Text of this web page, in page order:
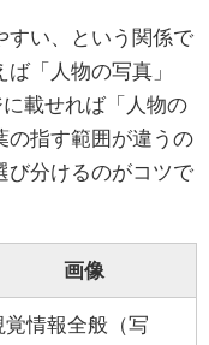
すい、という関係で
「人物の写真」
に載せれば「人物の
の指す範囲が違うの
び分けるのがコツで
画像
覚情報全般（写